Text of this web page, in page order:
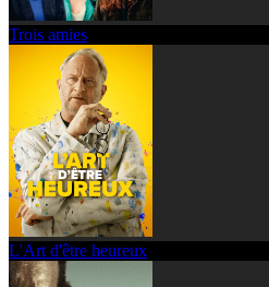
Trois amies
L'Art d'être heureux